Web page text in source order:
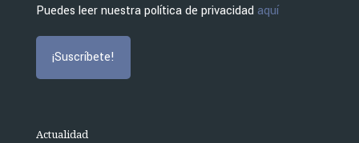
Puedes leer nuestra política de privacidad aquí
Actualidad